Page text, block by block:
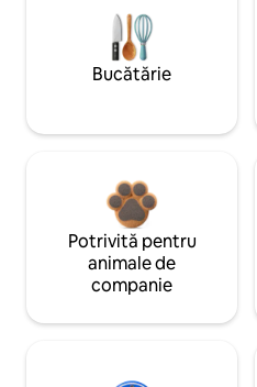
Bucătărie
Potrivită pentru
animale de
companie